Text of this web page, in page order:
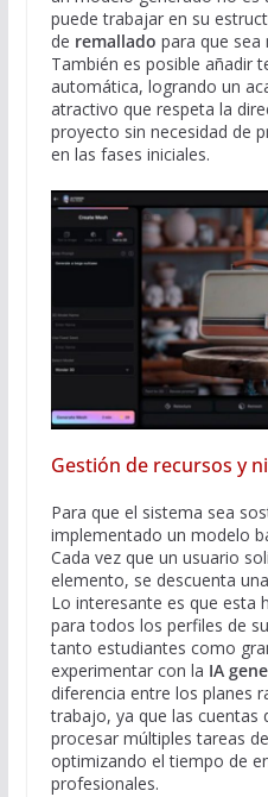
puede trabajar en su
de remallado para que sea
También es posible añadir
automática, logrando un
atractivo que respeta la
proyecto sin necesidad de
en las fases iniciales.
Gestión de recursos y
Para que el sistema sea
implementado un modelo
Cada vez que un usuario
elemento, se descuenta
Lo interesante es que esta
para todos los perfiles de
tanto estudiantes como
experimentar con la IA
diferencia entre los planes
trabajo, ya que las cuentas
procesar múltiples tareas
optimizando el tiempo de
profesionales.